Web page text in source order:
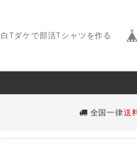
白Tダケで部活Tシャツを作る
全国一律送